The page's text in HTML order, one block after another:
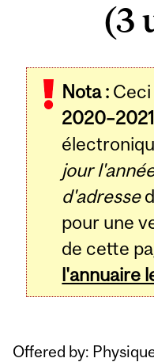
(3
Nota :
2020–2021
jour
d'adresse
pour une
de cette
l'annuaire
Offered by:
Related
Content